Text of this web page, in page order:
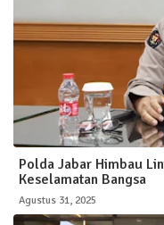
Polda Jabar Himbau
Keselamatan Bangsa
Agustus 31, 2025